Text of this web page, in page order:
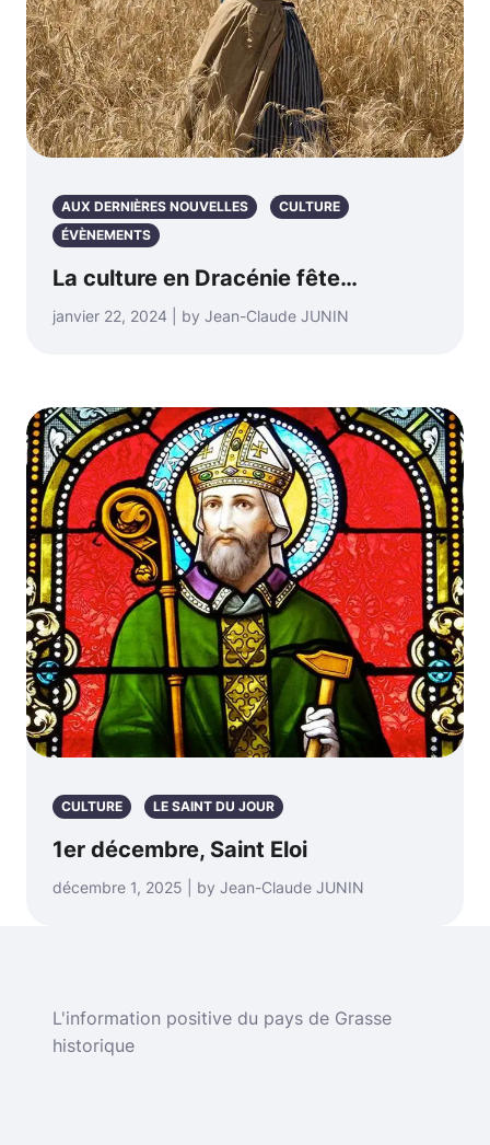
AUX DERNIÈRES NOUVELLES
CULTURE
ÉVÈNEMENTS
La culture en Dracénie fête…
janvier 22, 2024 | by Jean-Claude JUNIN
CULTURE LE SAINT DU JOUR
1er décembre, Saint Eloi
décembre 1, 2025 | by Jean-Claude JUNIN
L'information positive du pays de Grasse
historique